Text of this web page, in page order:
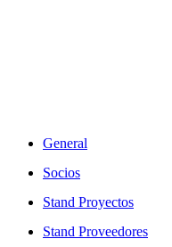
General
Socios
Stand Proyectos
Stand Proveedores